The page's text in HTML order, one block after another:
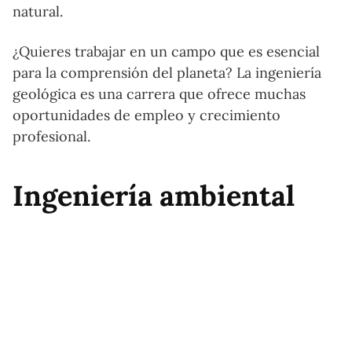
natural.
¿Quieres trabajar en un campo que es esencial
para la comprensión del planeta? La ingeniería
geológica es una carrera que ofrece muchas
oportunidades de empleo y crecimiento
profesional.
Ingeniería ambiental